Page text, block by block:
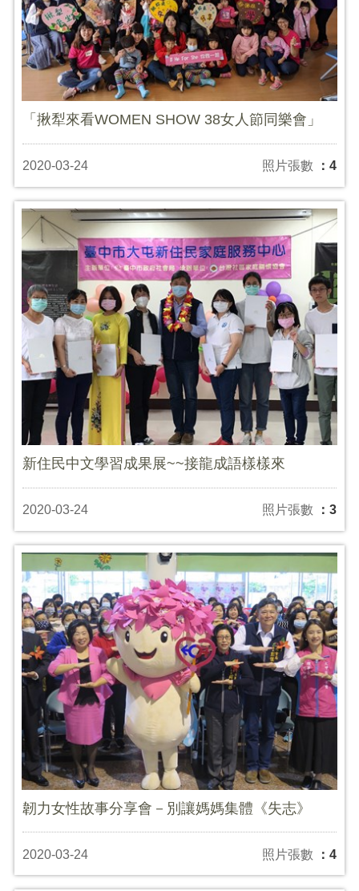
「揪犁來看WOMEN SHOW 38女人節同樂會」
2020-03-24 照片張數 ：4
新住民中文學習成果展~~接龍成語樣樣來
2020-03-24 照片張數 ：3
韌力女性故事分享會－別讓媽媽集體《失志》
2020-03-24 照片張數 ：4